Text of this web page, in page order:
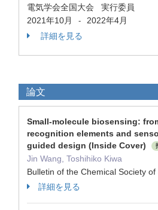
電気学会全国大会 実行委員
2021年10月
-
2022年4月
詳細を見る
論文
Small-molecule biosensing:
recognition elements and
guided design (Inside Cover)
Jin Wang, Toshihiko Kiwa
Bulletin of the Chemical Society
詳細を見る